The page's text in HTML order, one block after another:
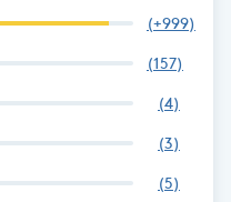
(+999)
(157)
(4)
(3)
(5)